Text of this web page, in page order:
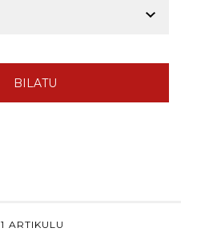
BILATU
1 ARTIKULU